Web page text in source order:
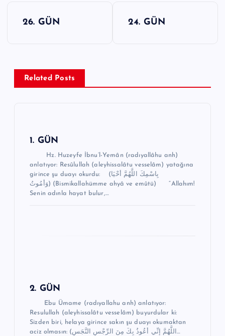
e
26. GÜN 24. GÜN
Related Posts
1. GÜN
Hz. Huzeyfe İbnu’l-Yemân (radıyallâhu anh)
anlatıyor: Resûlullah (aleyhissalâtu vesselâm) yatağına
girince şu duayı okurdu: (بِاسْمِكَ اللَّهُمَّ أحْيَا
وَأمُوتُ) (Bismikallahümme ahyâ ve emûtü) “Allahım!
Senin adınla hayat bulur,…
2. GÜN
Ebu Ümame (radıyallahu anh) anlatıyor:
Resulullah (aleyhissalâtu vesselâm) buyurdular ki:
Sizden biri, helaya girince sakın şu duayı okumaktan
aciz olmasın: (اللَّهُمَّ إنِّي أعُوذُ بِكَ مِنَ الرِّجْسِ النَّجَسِ…